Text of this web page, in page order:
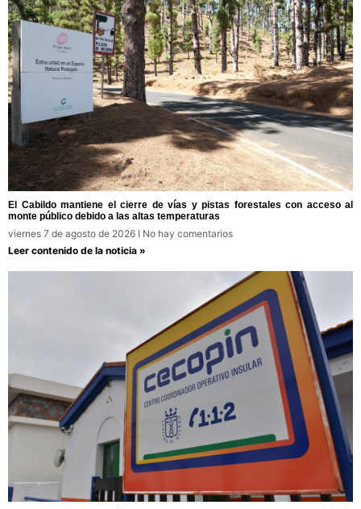
El Cabildo mantiene el cierre de vías y pistas forestales con acceso al
monte público debido a las altas temperaturas
viernes 7 de agosto de 2026
No hay comentarios
Leer contenido de la noticia »